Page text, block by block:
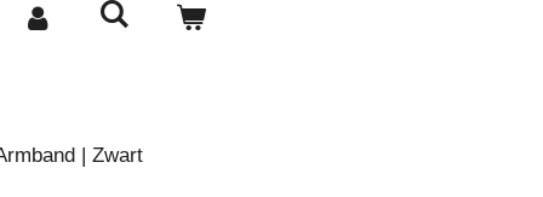
| Zwart